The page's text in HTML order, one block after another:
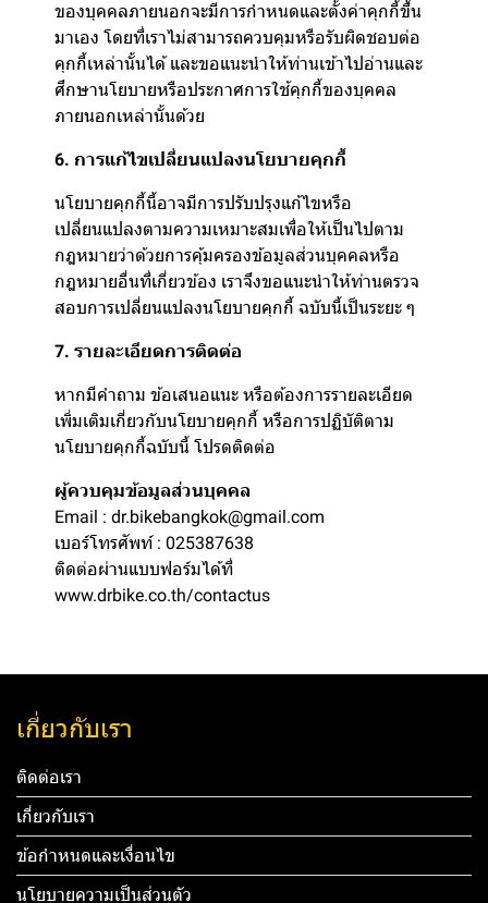
ของบุคคลภายนอกจะมีการกำหนดและตั้งค่าคุกกี้ขึ้น
มาเอง โดยที่เราไม่สามารถควบคุมหรือรับผิดชอบต่อ
คุกกี้เหล่านั้นได้ และขอแนะนำให้ท่านเข้าไปอ่านและ
ศึกษานโยบายหรือประกาศการใช้คุกกี้ของบุคคล
ภายนอกเหล่านั้นด้วย
6. การแก้ไขเปลี่ยนแปลงนโยบายคุกกี้
นโยบายคุกกี้นี้อาจมีการปรับปรุงแก้ไขหรือ
เปลี่ยนแปลงตามความเหมาะสมเพื่อให้เป็นไปตาม
กฎหมายว่าด้วยการคุ้มครองข้อมูลส่วนบุคคลหรือ
กฎหมายอื่นที่เกี่ยวข้อง เราจึงขอแนะนำให้ท่านตรวจ
สอบการเปลี่ยนแปลงนโยบายคุกกี้ ฉบับนี้เป็นระยะ ๆ
7. รายละเอียดการติดต่อ
หากมีคำถาม ข้อเสนอแนะ หรือต้องการรายละเอียด
เพิ่มเติมเกี่ยวกับนโยบายคุกกี้ หรือการปฏิบัติตาม
นโยบายคุกกี้ฉบับนี้ โปรดติดต่อ
ผู้ควบคุมข้อมูลส่วนบุคคล
Email : dr.bikebangkok@gmail.com
เบอร์โทรศัพท์ : 025387638
ติดต่อผ่านแบบฟอร์มได้ที่
www.drbike.co.th/contactus
เกี่ยวกับเรา
ติดต่อเรา
เกี่ยวกับเรา
ข้อกำหนดและเงื่อนไข
นโยบายความเป็นส่วนตัว